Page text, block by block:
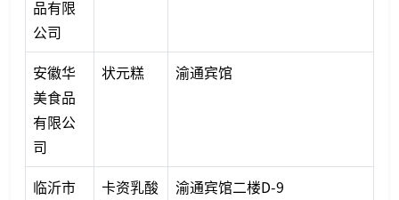
品有限
公司
安徽华
美食品
有限公
司
状元糕 渝通宾馆
临沂市
卡资乳酸
渝通宾馆二楼D-9